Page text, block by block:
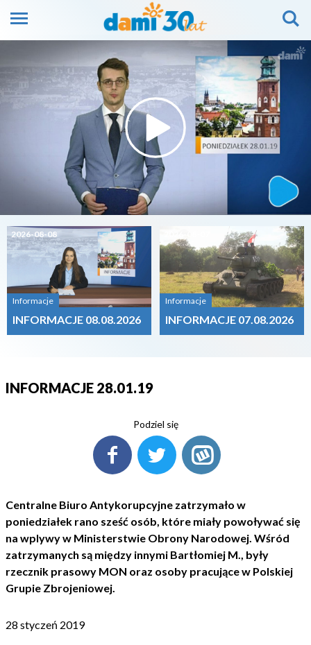
2026-08-08
Informacje
INFORMACJE 08.08.2026
Informacje
INFORMACJE 07.08.2026
INFORMACJE 28.01.19
Podziel się
Centralne Biuro Antykorupcyjne zatrzymało w
poniedziałek rano sześć osób, które miały powoływać się
na wplywy w Ministerstwie Obrony Narodowej. Wśród
zatrzymanych są między innymi Bartłomiej M., były
rzecznik prasowy MON oraz osoby pracujące w Polskiej
Grupie Zbrojeniowej.
28 styczeń 2019